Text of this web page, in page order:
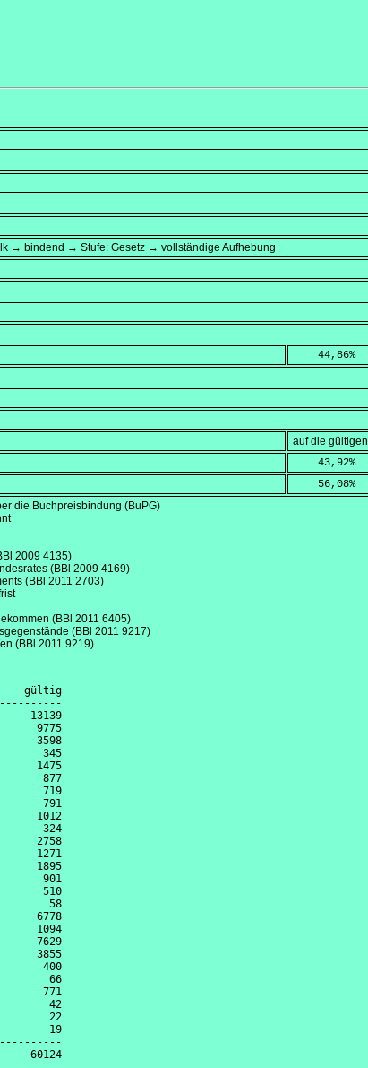
→ bindend → Stufe: Gesetz → vollständige Aufhebung
    44,86
%
auf die
    43,92
%
    56,08
%
die Buchpreisbindung (BuPG)
2009 4135)
(BBl 2009 4169)
(BBl 2011 2703)
(BBl 2011 6405)
(BBl 2011 9217)
(BBl 2011 9219)
gültig
13139
9775
3598
345
1475
877
719
791
1012
324
2758
1271
1895
901
510
58
6778
1094
7629
3855
400
66
771
42
22
19